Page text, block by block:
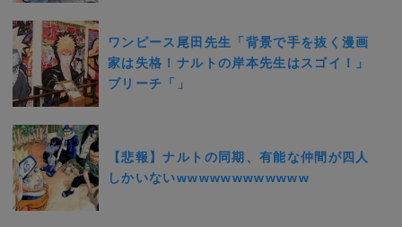
ワンピース尾田先生「背景で手を抜く漫画
家は失格！ナルトの岸本先生はスゴイ！」
ブリーチ「」
【悲報】ナルトの同期、有能な仲間が四人
しかいないwwwwwwwwwwww